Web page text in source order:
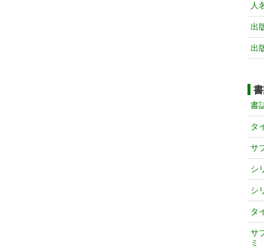
人
出
出
書
タ
サ
シ
シ
タ
サ
ミ